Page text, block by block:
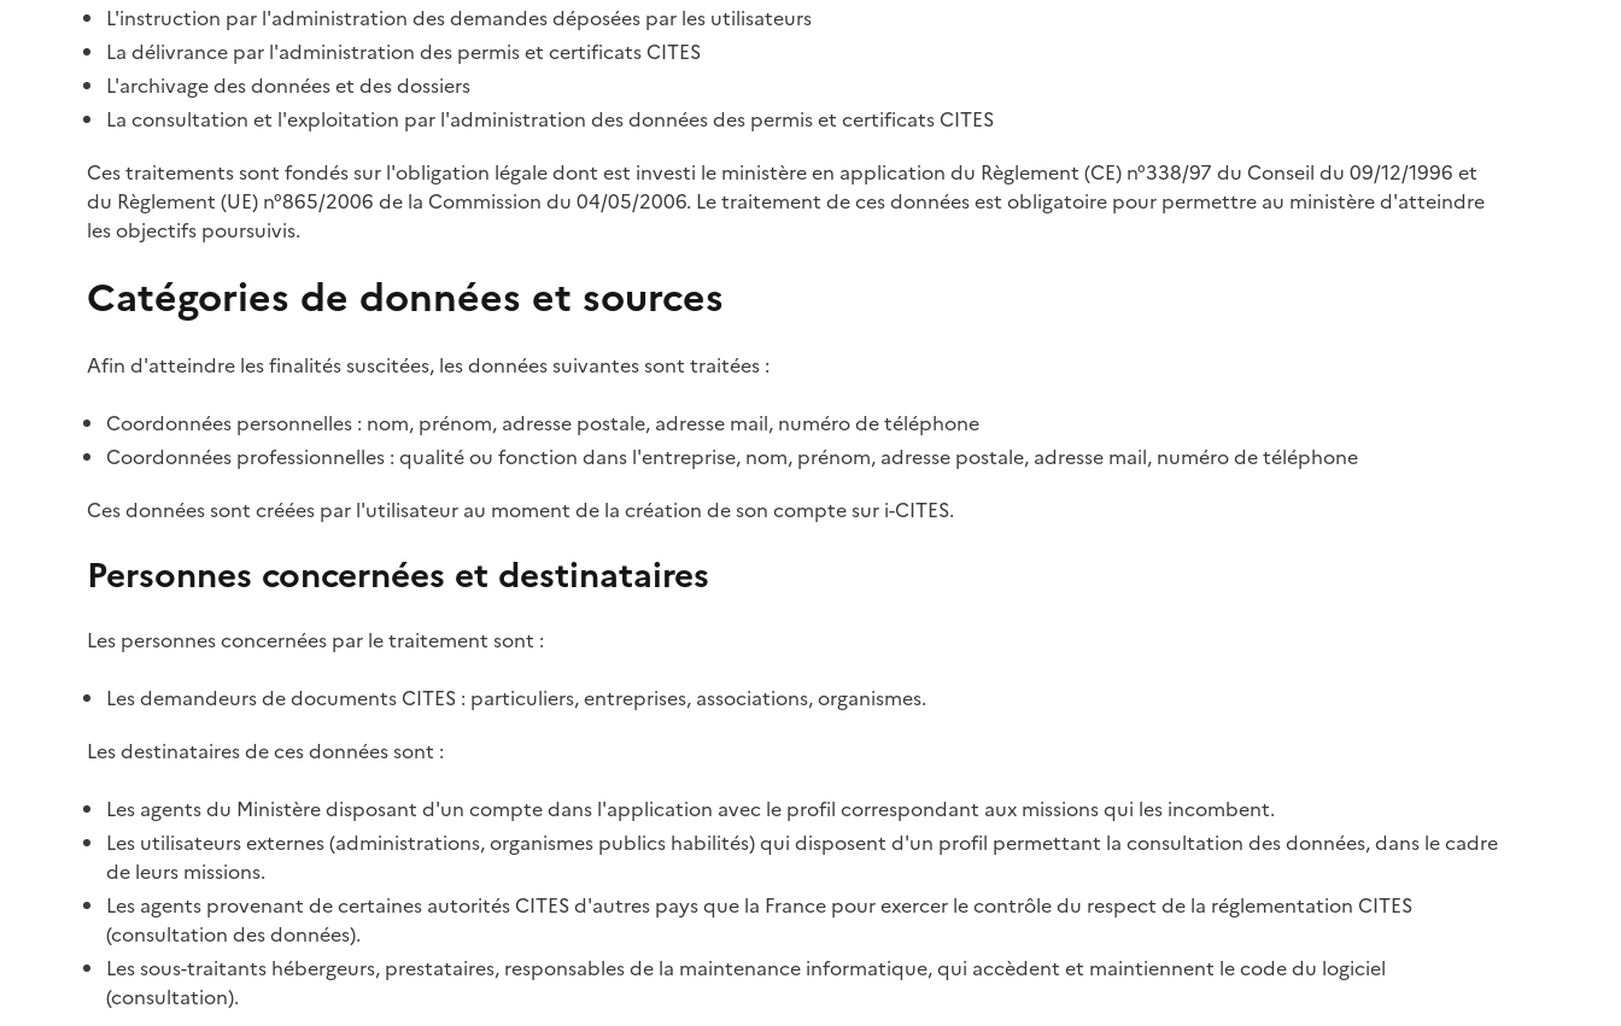
L'instruction par l'administration des demandes déposées par les utilisateurs
La délivrance par l'administration des permis et certificats CITES
L'archivage des données et des dossiers
La consultation et l'exploitation par l'administration des données des permis et certificats CITES
Ces traitements sont fondés sur l'obligation légale dont est investi le ministère en application du Règlement (CE) n°338/97 du Conseil du 09/12/1996 et
du Règlement (UE) n°865/2006 de la Commission du 04/05/2006. Le traitement de ces données est obligatoire pour permettre au ministère d'atteindre
les objectifs poursuivis.
Catégories de données et sources
Afin d'atteindre les finalités suscitées, les données suivantes sont traitées :
Coordonnées personnelles : nom, prénom, adresse postale, adresse mail, numéro de téléphone
Coordonnées professionnelles : qualité ou fonction dans l'entreprise, nom, prénom, adresse postale, adresse mail, numéro de téléphone
Ces données sont créées par l'utilisateur au moment de la création de son compte sur i-CITES.
Personnes concernées et destinataires
Les personnes concernées par le traitement sont :
Les demandeurs de documents CITES : particuliers, entreprises, associations, organismes.
Les destinataires de ces données sont :
Les agents du Ministère disposant d'un compte dans l'application avec le profil correspondant aux missions qui les incombent.
Les utilisateurs externes (administrations, organismes publics habilités) qui disposent d'un profil permettant la consultation des données, dans le cadre
de leurs missions.
Les agents provenant de certaines autorités CITES d'autres pays que la France pour exercer le contrôle du respect de la réglementation CITES
(consultation des données).
Les sous-traitants hébergeurs, prestataires, responsables de la maintenance informatique, qui accèdent et maintiennent le code du logiciel
(consultation).